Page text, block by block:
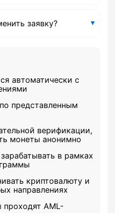
заявку?
автоматически с
представленным
верификации,
монеты анонимно
в рамках
криптовалюту и
направлениях
AML-